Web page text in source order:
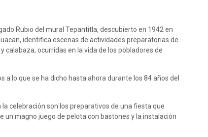
Rubio del mural Tepantitla, descubierto en 1942 en
identifica escenas de actividades preparatorias de
calabaza, ocurridas en la vida de los pobladores de
a lo que se ha dicho hasta ahora durante los 84 años del
celebración son los preparativos de una fiesta que
un magno juego de pelota con bastones y la instalación